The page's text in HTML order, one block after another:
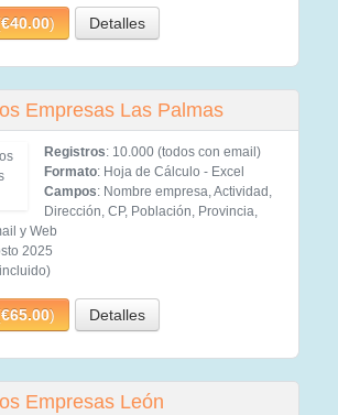
€40.00) Detalles
Empresas Las Palmas
Registros: 10.000 (todos con email)
Formato: Hoja de Cálculo - Excel
Campos: Nombre empresa, Actividad,
Dirección, CP, Población, Provincia,
y Web
2025
€65.00) Detalles
Empresas León